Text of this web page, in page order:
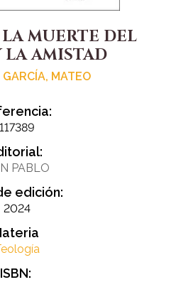
MUERTE DEL
AMISTAD
MATEO
117389
PABLO
edición:
2024
ISBN: